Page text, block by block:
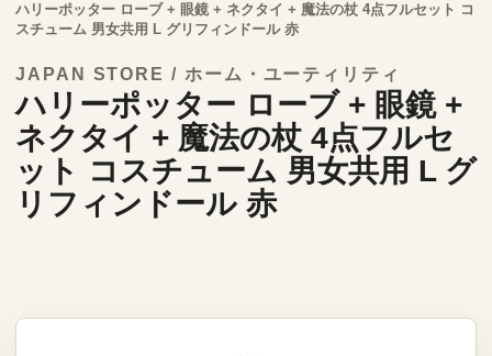
ハリーポッター ローブ + 眼鏡 + ネクタイ + 魔法の杖 4点フルセット コ
スチューム 男女共用 L グリフィンドール 赤
JAPAN STORE / ホーム・ユーティリティ
ハリーポッター ローブ + 眼鏡 +
ネクタイ + 魔法の杖 4点フルセ
ット コスチューム 男女共用 L グ
リフィンドール 赤